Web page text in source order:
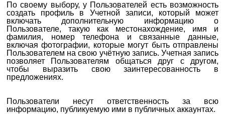
По своему выбору, у Пользователей есть возможность
создать профиль в Учетной записи, который может
включать дополнительную информацию о
Пользователе, такую ​​как местонахождение, имя и
фамилия, номер телефона и связанные данные,
включая фотографии, которые могут быть отправлены
Пользователем на свою учётную запись. Учетная запись
позволяет Пользователям общаться друг с другом,
чтобы выразить свою заинтересованность в
предложениях.
Пользователи несут ответственность за всю
информацию, публикуемую ими в публичных аккаунтах.